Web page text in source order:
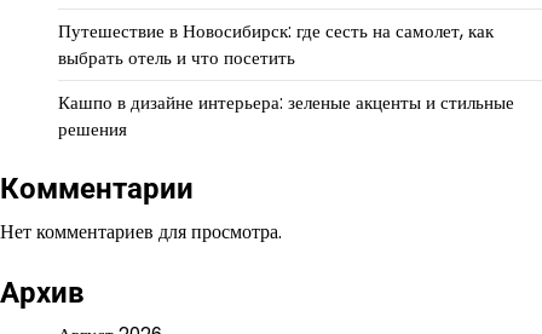
Путешествие в Новосибирск: где сесть на самолет, как
выбрать отель и что посетить
Кашпо в дизайне интерьера: зеленые акценты и стильные
решения
Комментарии
Нет комментариев для просмотра.
Архив